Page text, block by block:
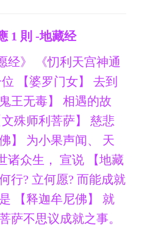
1 則 -地藏经
经》 《忉利天宫神通
【婆罗门女】 去到
王无毒】 相遇的故
殊师利菩萨】 慈悲
】 为小果声闻、 天
诸众生， 宣说 【地藏
行? 立何愿? 而能成就
【释迦牟尼佛】 就
萨不思议成就之事。